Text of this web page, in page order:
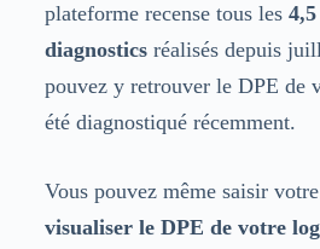
plateforme recense tous les
diagnosticsréalisés depuis
pouvez y retrouver le DPE de
été diagnostiqué récemment.
Vous pouvez même saisir
visualiser le DPE de votre